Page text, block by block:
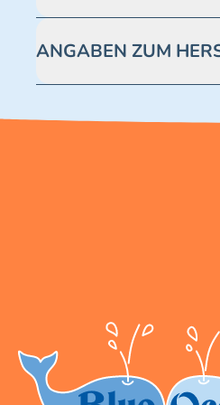
ANGABEN ZUM